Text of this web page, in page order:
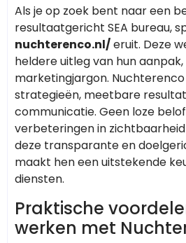
Als je op zoek bent naar een
resultaatgericht SEA bureau,
nuchterenco.nl/eruit. Deze
heldere uitleg van hun
marketingjargon.
strategieën, meetbare
communicatie. Geen loze
verbeteringen in
deze transparante en
maakt hen een uitstekende
diensten.
Praktische
werken met